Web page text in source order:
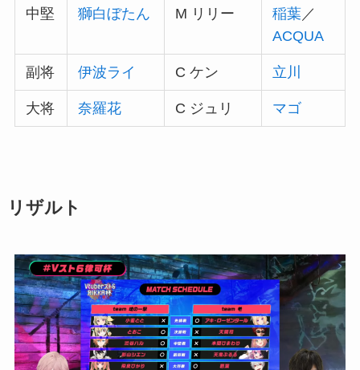
中堅 獅白ぼたん M リリー 稲葉／
ACQUA
副将 伊波ライ C ケン 立川
大将 奈羅花 C ジュリ マゴ
リザルト